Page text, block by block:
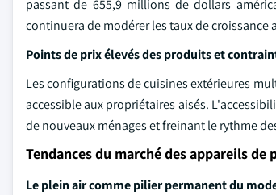
passant de 655,9 millions de dollars
continuera de modérer les taux de
Points de prix élevés des produits et
Les configurations de cuisines extérieures
accessible aux propriétaires aisés.
de nouveaux ménages et freinant le rythme
Tendances du marché des appareils
Le plein air comme pilier permanent du